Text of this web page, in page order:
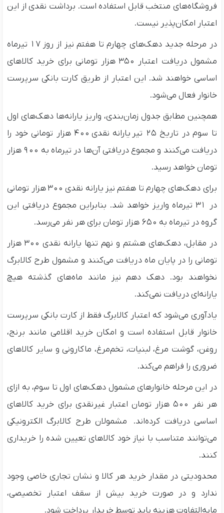
فروشگاه‌های منتخب قابل استفاده است. برداشت نقدی از این
اعتبار امکان‌پذیر نیست.
در مرحله جدید دهک‌های چهارم تا هفتم نیز از روز ۱۷ تیرماه
مشمول دریافت اعتبار ۳۵۰ هزار تومانی برای خرید کالاهای
اساسی خواهند شد. این اعتبار از طریق کارت بانکی سرپرست
خانوار فعال می‌شود.
همچنین مطابق جدول زمان‌بندی، واریز یارانه‌ها دهک‌های اول
تا سوم در تاریخ ۲۵ تیر یارانه نقدی ۴۰۰ هزار تومانی خود را
دریافت می‌کنند و مجموع دریافتی آن‌ها در تیرماه به ۹۰۰ هزار
تومان خواهد رسید.
برای دهک‌های چهارم تا هفتم نیز یارانه نقدی ۳۰۰ هزار تومانی
در ۳۱ تیرماه واریز خواهد شد. بنابراین مجموع دریافتی این
گروه در تیرماه به ۶۵۰ هزار تومان برای هر نفر می‌رسد.
در مقابل، دهک‌های هشتم و نهم تنها یارانه نقدی ۳۰۰ هزار
تومانی را در پایان ماه دریافت می‌کنند و مشمول طرح کالابرگ
نخواهند بود. دهک دهم نیز مانند ماه‌های گذشته هیچ
یارانه‌ای دریافت نمی‌کند.
یادآوری می‌شود که اعتبار کالابرگ فقط از کارت بانکی سرپرست
خانوار قابل استفاده است و امکان خرید اقلامی مانند برنج،
روغن، گوشت مرغ، لبنیات، تخم‌مرغ، ماکارونی و سایر کالاهای
ضروری را فراهم می‌کند.
در این مرحله خانوارهای مشمول دهک‌های اول تا سوم، به ازای
هر نفر ۵۰۰ هزار تومان اعتبار غیرنقدی برای خرید کالاهای
اساسی دریافت کرده‌اند. مشمولان طرح کالابرگ الکترونیکی
می‌توانند متناسب با نیاز خود کالاهای تعیین شده را خریداری
کنند.
محدودیتی در مقدار خرید هر کالا و نشان تجاری خاصی وجود
ندارد و در صورت خرید بیش از سقف اعتبار تخصیصی،
مابه‌التفاوت هزینه باید توسط خریدار پرداخت شود.